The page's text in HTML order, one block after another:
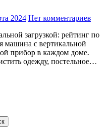
2024 Нет комментариев
загрузкой: рейтинг по
машина с вертикальной
прибор в каждом доме.
одежду, постельное…